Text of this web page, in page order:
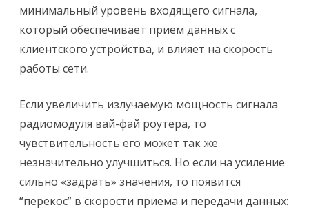
минимальный уровень входящего сигнала,
который обеспечивает приём данных с
клиентского устройства, и влияет на скорость
работы сети.
Если увеличить излучаемую мощность сигнала
радиомодуля вай-фай роутера, то
чувствительность его может так же
незначительно улучшиться. Но если на усиление
сильно «задрать» значения, то появится
“перекос” в скорости приема и передачи данных: